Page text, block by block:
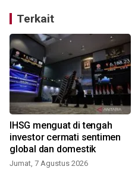
Terkait
IHSG menguat di tengah
investor cermati sentimen
global dan domestik
Jumat, 7 Agustus 2026